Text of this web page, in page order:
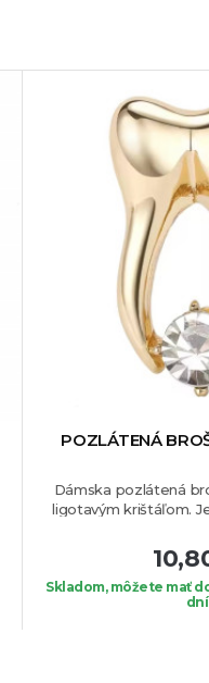
POZLÁTENÁ
Dámska pozlátená
ligotavým krištáľom.
Skladom, môžete mať
dní